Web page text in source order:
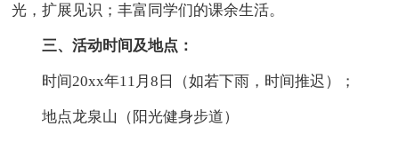
光，扩展见识；丰富同学们的课余生活。
三、活动时间及地点：
时间20xx年11月8日（如若下雨，时间推迟）；
地点龙泉山（阳光健身步道）